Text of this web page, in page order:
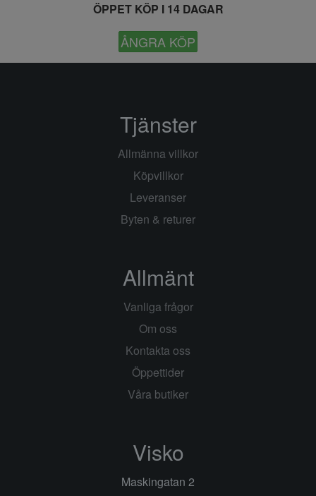
ÖPPET KÖP I 14 DAGAR
ÅNGRA KÖP
Tjänster
Allmänna villkor
Köpvillkor
Leveranser
Byten & returer
Allmänt
Vanliga frågor
Om oss
Kontakta oss
Öppettider
Våra butiker
Visko
Maskingatan 2